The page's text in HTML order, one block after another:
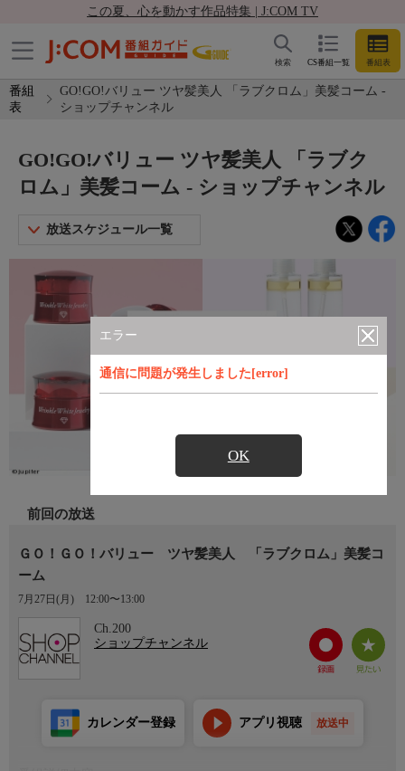
この夏、心を動かす作品特集 | J:COM TV
CS番組一覧 番組表
検索
番組
表
GO!GO!バリュー ツヤ髪美人 「ラブクロム」美髪コーム -
ショップチャンネル
エラー
通信に問題が発生しました[error]
OK
GO!GO!バリュー ツヤ髪美人 「ラブク
ロム」美髪コーム - ショップチャンネル
放送スケジュール一覧
前回の放送
ＧＯ！ＧＯ！バリュー ツヤ髪美人 「ラブクロム」美髪コ
ーム
7月27日(月) 12:00〜13:00
Ch.200
ショップチャンネル
カレンダー登録 アプリ視聴 放送中